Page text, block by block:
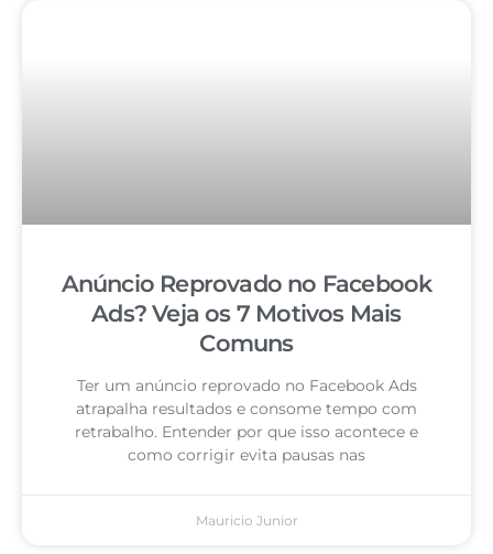
Anúncio Reprovado no Facebook
Ads? Veja os 7 Motivos Mais
Comuns
Ter um anúncio reprovado no Facebook Ads
atrapalha resultados e consome tempo com
retrabalho. Entender por que isso acontece e
como corrigir evita pausas nas
Mauricio Junior